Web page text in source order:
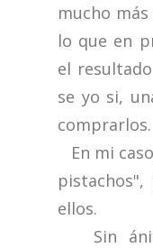
mucho
lo que en
el
se yo si,
comprarlos.
En mi
ellos.
Sin